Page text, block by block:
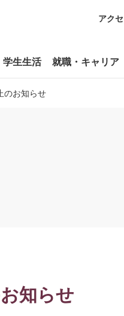
アク
学生生活 就職・キャリア
のお知らせ
知らせ